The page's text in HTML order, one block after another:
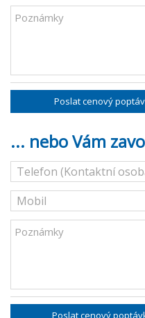
Poslat cenový
... nebo Vám
Poslat cenový